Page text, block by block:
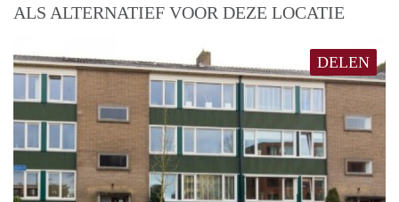
ALS ALTERNATIEF VOOR DEZE LOCATIE
DELEN